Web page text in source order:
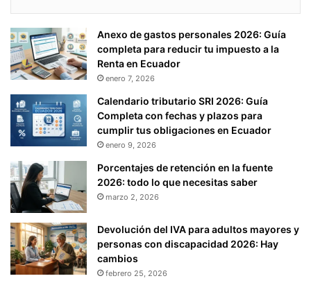
Anexo de gastos personales 2026: Guía
completa para reducir tu impuesto a la
Renta en Ecuador
enero 7, 2026
Calendario tributario SRI 2026: Guía
Completa con fechas y plazos para
cumplir tus obligaciones en Ecuador
enero 9, 2026
Porcentajes de retención en la fuente
2026: todo lo que necesitas saber
marzo 2, 2026
Devolución del IVA para adultos mayores y
personas con discapacidad 2026: Hay
cambios
febrero 25, 2026